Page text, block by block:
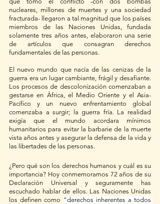
nucleares, millones de muertes y una sociedad
fracturada- llegaron a tal magnitud que los países
miembros de las Naciones Unidas, fundada
solamente tres años antes, elaboraron una serie
de artículos que consagran derechos
fundamentales de las personas.
El nuevo mundo que nacía de las cenizas de la
guerra era un lugar cambiante, frágil y desafiante.
Los procesos de descolonización comenzaban a
gestarse en África, el Medio Oriente y el Asia-
Pacífico y un nuevo enfrentamiento global
comenzaba a surgir; la guerra fría. La realidad
exigía que el mundo acordara mínimos
humanitarios para evitar la barbarie de la muerte
vista años antes y asegurar la defensa de la vida y
las libertades de las personas.
¿Pero qué son los derechos humanos y cuál es su
importancia? Hoy conmemoramos 72 años de su
Declaración Universal y seguramente has
escuchado hablar de ellos. Las Naciones Unidas
los definen como “derechos inherentes a todos